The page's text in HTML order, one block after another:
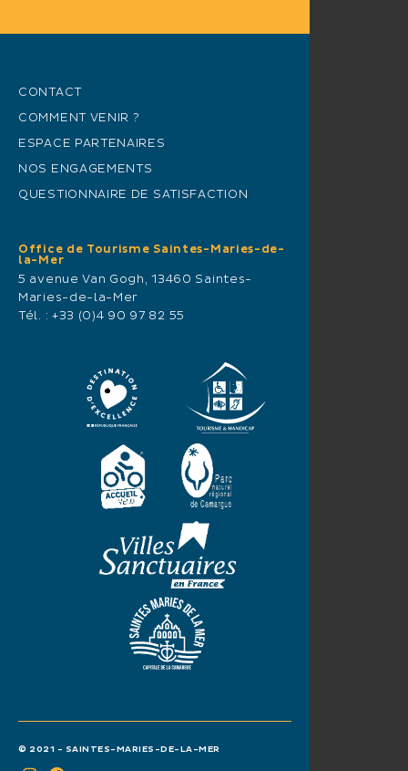
CONTACT
COMMENT VENIR ?
ESPACE PARTENAIRES
NOS ENGAGEMENTS
QUESTIONNAIRE DE SATISFACTION
Office de Tourisme Saintes-Maries-de-
la-Mer
5 avenue Van Gogh, 13460 Saintes-
Maries-de-la-Mer
Tél. : +33 (0)4 90 97 82 55
© 2021 - SAINTES-MARIES-DE-LA-MER